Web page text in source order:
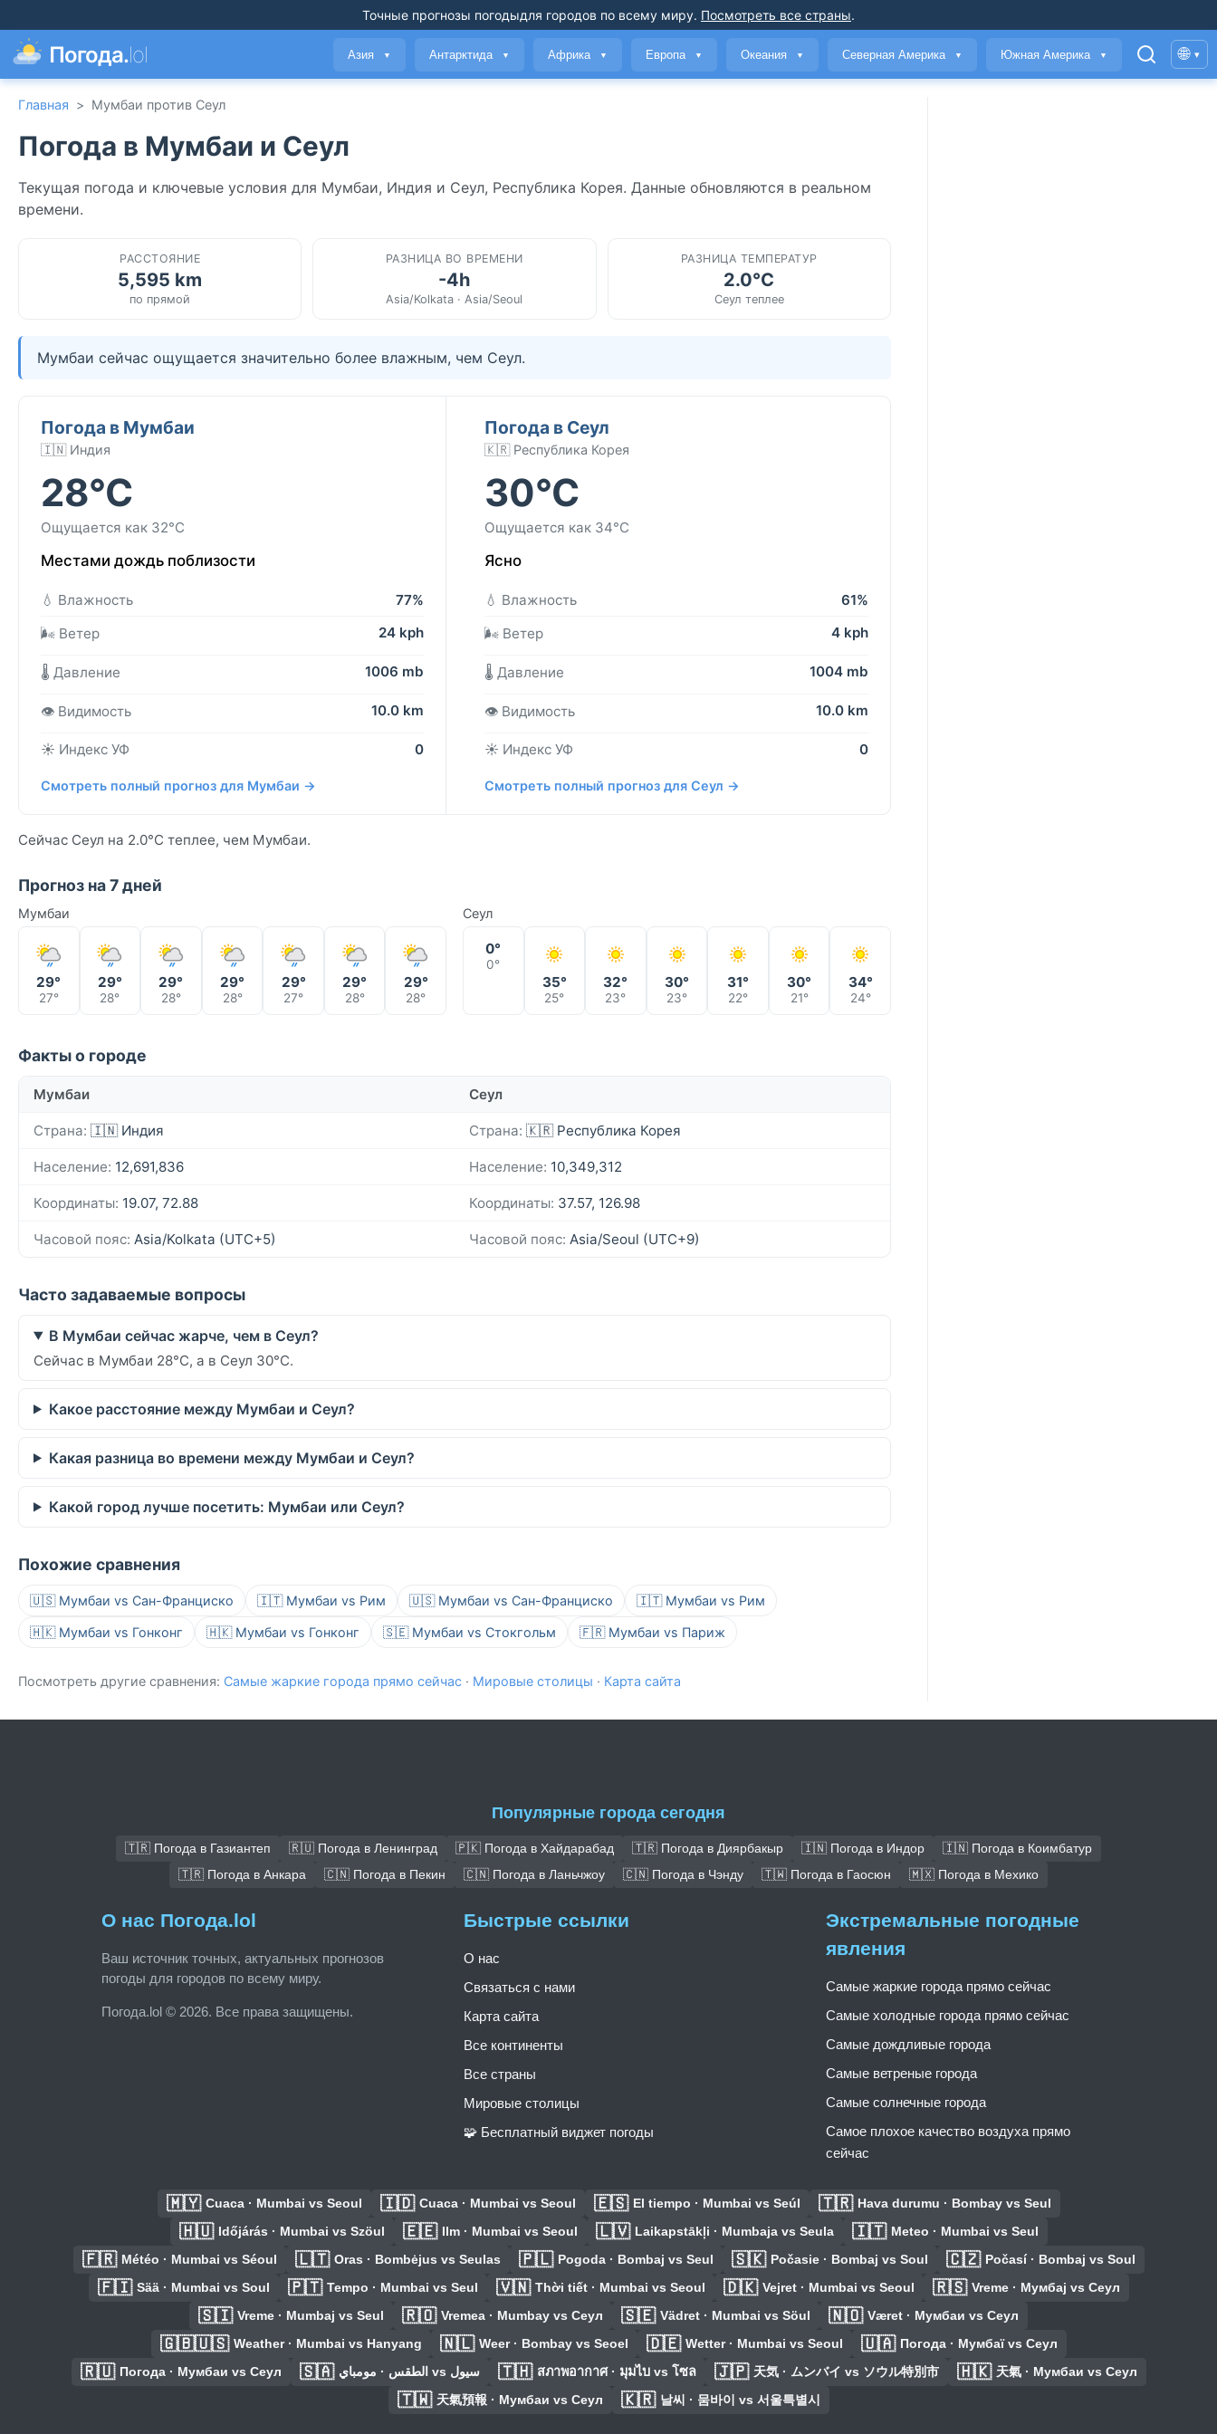
Точные прогнозы погодыдля городов по всему миру. Посмотреть все страны.
Погода.lol Азия ▼ Антарктида ▼ Африка ▼ Европа ▼ Океания ▼ Северная Америка ▼ Южная Америка ▼ 🌐 ▾
Главная > Мумбаи против Сеул
Погода в Мумбаи и Сеул
Текущая погода и ключевые условия для Мумбаи, Индия и Сеул, Республика Корея. Данные обновляются в реальном
времени.
РАССТОЯНИЕ
5,595 km
по прямой
РАЗНИЦА ВО ВРЕМЕНИ
-4h
Asia/Kolkata · Asia/Seoul
РАЗНИЦА ТЕМПЕРАТУР
2.0°C
Сеул теплее
Мумбаи сейчас ощущается значительно более влажным, чем Сеул.
Погода в Мумбаи
🇮🇳 Индия
28°C
Ощущается как 32°C
Местами дождь поблизости
💧 Влажность
77%
🌬️ Ветер
24 kph
🌡️ Давление 1006 mb
👁️ Видимость 10.0 km
☀️ Индекс УФ 0
Смотреть полный прогноз для Мумбаи →
Погода в Сеул
🇰🇷 Республика Корея
30°C
Ощущается как 34°C
Ясно
💧 Влажность
61%
🌬️ Ветер
4 kph
🌡️ Давление 1004 mb
👁️ Видимость 10.0 km
☀️ Индекс УФ 0
Смотреть полный прогноз для Сеул →
Сейчас Сеул на 2.0°C теплее, чем Мумбаи.
Прогноз на 7 дней
Мумбаи
29°
27°
29°
28°
29°
28°
29°
28°
29°
27°
29°
28°
29°
28°
Сеул
0°
0°
35°
25°
32°
23°
30°
23°
31°
22°
30°
21°
34°
24°
Факты о городе
Мумбаи Сеул
Страна: 🇮🇳 Индия Страна: 🇰🇷 Республика Корея
Население: 12,691,836 Население: 10,349,312
Координаты: 19.07, 72.88 Координаты: 37.57, 126.98
Часовой пояс: Asia/Kolkata (UTC+5) Часовой пояс: Asia/Seoul (UTC+9)
Часто задаваемые вопросы
В Мумбаи сейчас жарче, чем в Сеул?
Сейчас в Мумбаи 28°C, а в Сеул 30°C.
Какое расстояние между Мумбаи и Сеул?
Какая разница во времени между Мумбаи и Сеул?
Какой город лучше посетить: Мумбаи или Сеул?
Похожие сравнения
🇺🇸 Мумбаи vs Сан-Франциско 🇮🇹 Мумбаи vs Рим 🇺🇸 Мумбаи vs Сан-Франциско 🇮🇹 Мумбаи vs Рим
🇭🇰 Мумбаи vs Гонконг 🇭🇰 Мумбаи vs Гонконг 🇸🇪 Мумбаи vs Стокгольм 🇫🇷 Мумбаи vs Париж
Посмотреть другие сравнения: Самые жаркие города прямо сейчас · Мировые столицы · Карта сайта
Популярные города сегодня
🇹🇷 Погода в Газиантеп 🇷🇺 Погода в Ленинград 🇵🇰 Погода в Хайдарабад 🇹🇷 Погода в Диярбакыр 🇮🇳 Погода в Индор
🇮🇳 Погода в Коимбатур
🇹🇷 Погода в Анкара
🇨🇳 Погода в Пекин 🇨🇳 Погода в Ланьчжоу 🇨🇳 Погода в Чэнду 🇹🇼 Погода в Гаосюн 🇲🇽 Погода в Мехико
О нас Погода.lol
Ваш источник точных, актуальных прогнозов
погоды для городов по всему миру.
Погода.lol © 2026. Все права защищены.
Быстрые ссылки
О нас
Связаться с нами
Карта сайта
Все континенты
Все страны
Мировые столицы
🧩 Бесплатный виджет погоды
Экстремальные погодные
явления
Самые жаркие города прямо сейчас
Самые холодные города прямо сейчас
Самые дождливые города
Самые ветреные города
Самые солнечные города
Самое плохое качество воздуха прямо
сейчас
🇲🇾 Cuaca · Mumbai vs Seoul 🇮🇩 Cuaca · Mumbai vs Seoul 🇪🇸 El tiempo · Mumbai vs Seúl 🇹🇷 Hava durumu · Bombay vs Seul
🇭🇺 Időjárás · Mumbai vs Szöul 🇪🇪 Ilm · Mumbai vs Seoul 🇱🇻 Laikapstākļi · Mumbaja vs Seula 🇮🇹 Meteo · Mumbai vs Seul
🇫🇷 Météo · Mumbai vs Séoul 🇱🇹 Oras · Bombėjus vs Seulas 🇵🇱 Pogoda · Bombaj vs Seul 🇸🇰 Počasie · Bombaj vs Soul 🇨🇿 Počasí · Bombaj vs Soul
🇫🇮 Sää · Mumbai vs Soul 🇵🇹 Tempo · Mumbai vs Seul 🇻🇳 Thời tiết · Mumbai vs Seoul 🇩🇰 Vejret · Mumbai vs Seoul 🇷🇸 Vreme · Мумбај vs Сеул
🇸🇮 Vreme · Mumbaj vs Seul 🇷🇴 Vremea · Mumbay vs Сеул 🇸🇪 Vädret · Mumbai vs Söul 🇳🇴 Været · Мумбаи vs Сеул
🇬🇧🇺🇸 Weather · Mumbai vs Hanyang 🇳🇱 Weer · Bombay vs Seoel 🇩🇪 Wetter · Mumbai vs Seoul 🇺🇦 Погода · Мумбаї vs Сеул
🇷🇺 Погода · Мумбаи vs Сеул 🇸🇦 الطقس · مومباي vs سيول 🇹🇭 สภาพอากาศ · มุมไบ vs โซล 🇯🇵 天気 · ムンバイ vs ソウル特別市 🇭🇰 天氣 · Мумбаи vs Сеул
🇹🇼 天氣預報 · Мумбаи vs Сеул 🇰🇷 날씨 · 뭄바이 vs 서울특별시